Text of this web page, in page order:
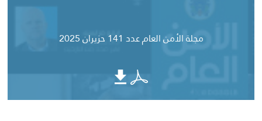
مجلة الأمن العام عدد 141 حزيران 2025